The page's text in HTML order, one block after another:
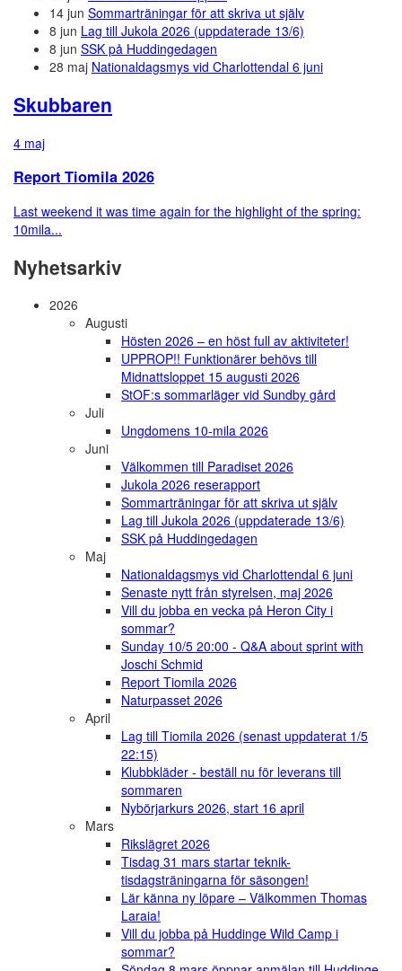
14 jun Sommarträningar för att skriva ut själv
8 jun Lag till Jukola 2026 (uppdaterade 13/6)
8 jun SSK på Huddingedagen
28 maj Nationaldagsmys vid Charlottendal 6 juni
Skubbaren
4 maj
Report Tiomila 2026
Last weekend it was time again for the highlight of the spring:
10mila...
Nyhetsarkiv
2026
Augusti
Hösten 2026 – en höst full av aktiviteter!
UPPROP!! Funktionärer behövs till
Midnattsloppet 15 augusti 2026
StOF:s sommarläger vid Sundby gård
Juli
Ungdomens 10-mila 2026
Juni
Välkommen till Paradiset 2026
Jukola 2026 reserapport
Sommarträningar för att skriva ut själv
Lag till Jukola 2026 (uppdaterade 13/6)
SSK på Huddingedagen
Maj
Nationaldagsmys vid Charlottendal 6 juni
Senaste nytt från styrelsen, maj 2026
Vill du jobba en vecka på Heron City i
sommar?
Sunday 10/5 20:00 - Q&A about sprint with
Joschi Schmid
Report Tiomila 2026
Naturpasset 2026
April
Lag till Tiomila 2026 (senast uppdaterat 1/5
22:15)
Klubbkläder - beställ nu för leverans till
sommaren
Nybörjarkurs 2026, start 16 april
Mars
Rikslägret 2026
Tisdag 31 mars startar teknik-
tisdagsträningarna för säsongen!
Lär känna ny löpare – Välkommen Thomas
Laraia!
Vill du jobba på Huddinge Wild Camp i
sommar?